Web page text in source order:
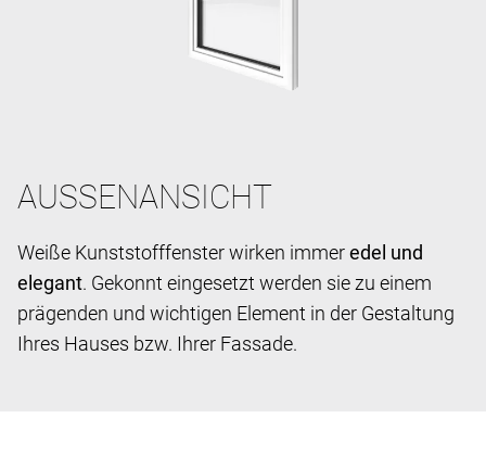
AUSSENANSICHT
Weiße Kunststofffenster wirken immeredel und
elegant. Gekonnt eingesetzt werden sie zu einem
prägenden und wichtigen Element in der Gestaltung
Ihres Hauses bzw. Ihrer Fassade.